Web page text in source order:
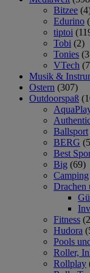
Bitzee
Edurino
tiptoi
Tobi (2)
Tonies
VTech
Musik &
Ostern (307)
Outdoorspaß
Ballsport
BERG
Best
Big (69)
Camping
Drachen
Fitness
Hudora
Pools
Roller,
Rollplay